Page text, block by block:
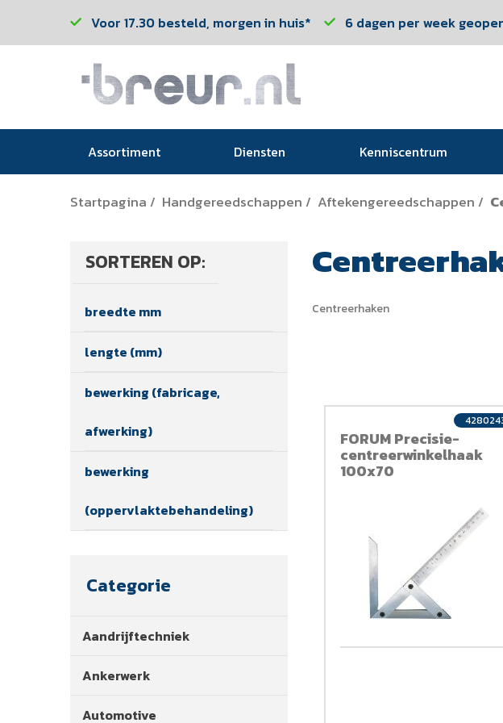
Voor 17.30 besteld, morgen in huis* 6 dagen per week
Assortiment Diensten Kenniscentrum
Startpagina / Handgereedschappen / Aftekengereedschappen /
SORTEREN OP:
breedte mm
lengte (mm)
bewerking (fabricage,
afwerking)
bewerking
(oppervlaktebehandeling)
Categorie
Aandrijftechniek
Ankerwerk
Automotive
Centreerhaken
FORUM Precisie-
centreerwinkelhaak
100x70